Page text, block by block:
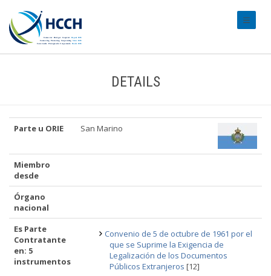
DETAILS
Parte u ORIE San Marino
Miembro
desde
Órgano
nacional
Es Parte
Contratante
en: 5
instrumentos
Convenio de 5 de octubre de 1961 por el
que se Suprime la Exigencia de
Legalización de los Documentos
Públicos Extranjeros [12]